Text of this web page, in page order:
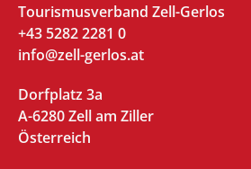
Tourismusverband Zell-Gerlos
+43 5282 2281 0
info@zell-gerlos.at
Dorfplatz 3a
A-6280 Zell am Ziller
Österreich